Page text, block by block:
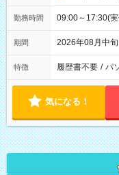
勤務時間 09:00～17:30(
期間 2026年08月中
特徴 履歴書不要 / パ
気になる！